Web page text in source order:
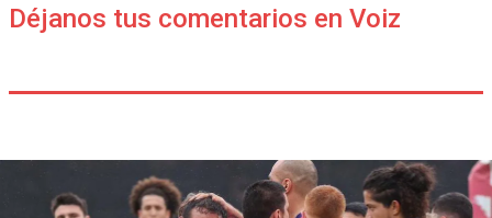
Déjanos tus comentarios en Voiz